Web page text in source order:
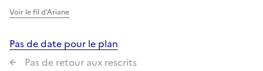
Voir le fil d'Ariane
Pas de date pour le plan
Pas de retour aux rescrits